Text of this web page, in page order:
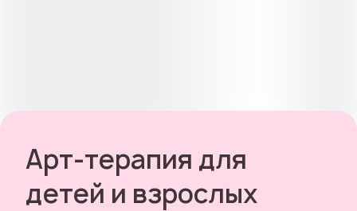
Арт-терапия для
детей и взрослых